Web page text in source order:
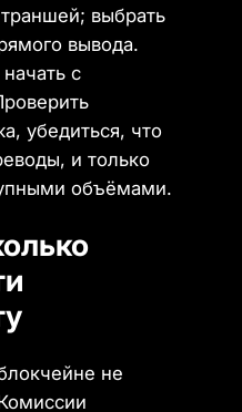
выбрать
вывода.
с
убедиться, что
и только
объёмами.
не